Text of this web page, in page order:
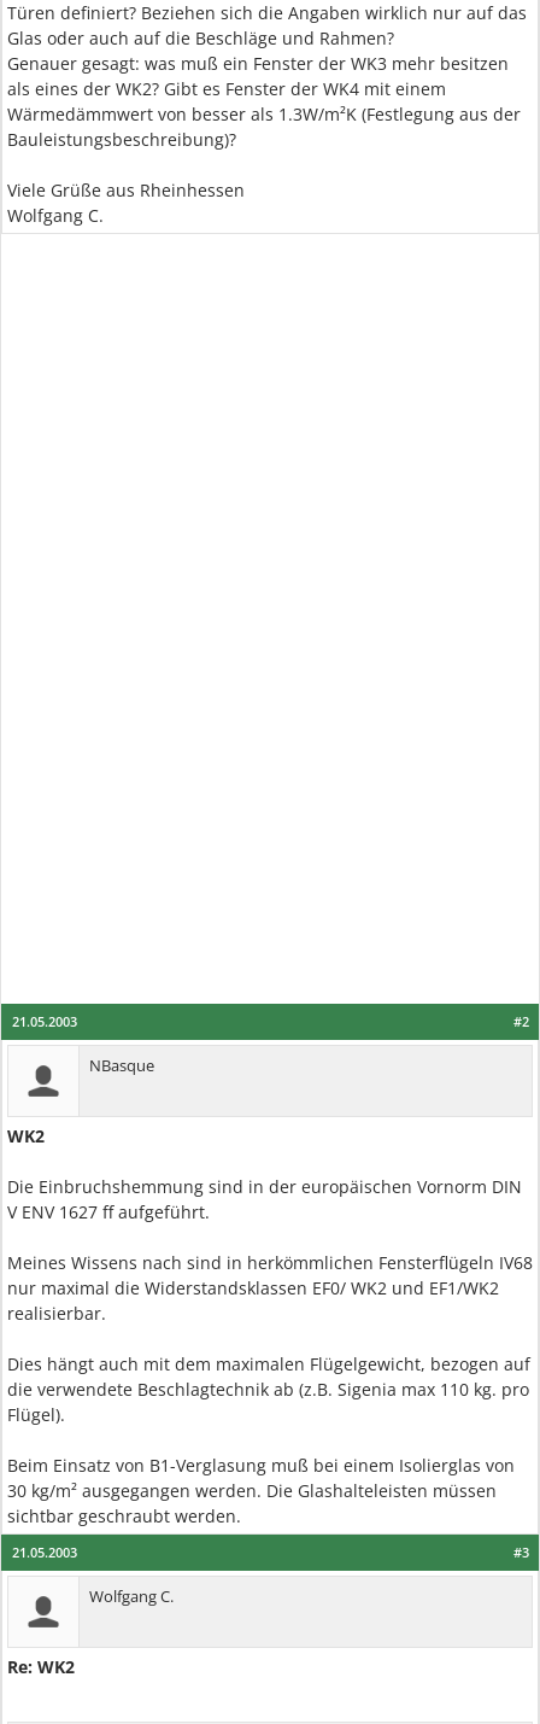
Türen definiert? Beziehen sich die Angaben wirklich nur auf das
Glas oder auch auf die Beschläge und Rahmen?
Genauer gesagt: was muß ein Fenster der WK3 mehr besitzen
als eines der WK2? Gibt es Fenster der WK4 mit einem
Wärmedämmwert von besser als 1.3W/m²K (Festlegung aus der
Bauleistungsbeschreibung)?
Viele Grüße aus Rheinhessen
Wolfgang C.
#2
21.05.2003
NBasque
WK2
Die Einbruchshemmung sind in der europäischen Vornorm DIN
V ENV 1627 ff aufgeführt.
Meines Wissens nach sind in herkömmlichen Fensterflügeln IV68
nur maximal die Widerstandsklassen EF0/ WK2 und EF1/WK2
realisierbar.
Dies hängt auch mit dem maximalen Flügelgewicht, bezogen auf
die verwendete Beschlagtechnik ab (z.B. Sigenia max 110 kg. pro
Flügel).
Beim Einsatz von B1-Verglasung muß bei einem Isolierglas von
30 kg/m² ausgegangen werden. Die Glashalteleisten müssen
sichtbar geschraubt werden.
#3
21.05.2003
Wolfgang C.
Re: WK2